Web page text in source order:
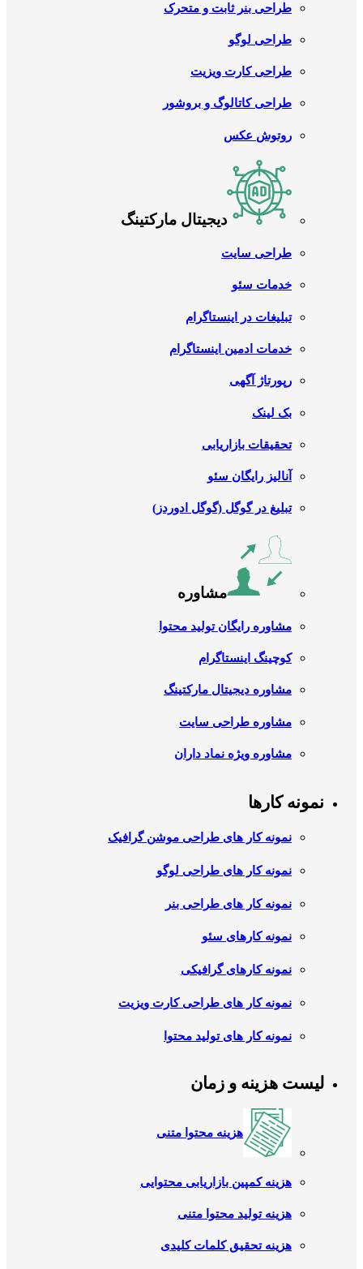
طراحی بنر ثابت و متحرک
طراحی لوگو
طراحی کارت ویزیت
طراحی کاتالوگ و بروشور
روتوش عکس
دیجیتال مارکتینگ
طراحی سایت
خدمات سئو
تبلیغات در اینستاگرام
خدمات ادمین اینستاگرام
رپورتاژ آگهی
بک لینک
تحقیقات بازاریابی
آنالیز رایگان سئو
تبلیغ در گوگل (گوگل ادوردز)
مشاوره
مشاوره رایگان تولید محتوا
کوچینگ اینستاگرام
مشاوره دیجیتال مارکتینگ
مشاوره طراحی سایت
مشاوره ویژه نماد داران
نمونه کارها
نمونه کار های طراحی موشن گرافیک
نمونه کار های طراحی لوگو
نمونه کار های طراحی بنر
نمونه کارهای سئو
نمونه کارهای گرافیکی
نمونه کار های طراحی کارت ویزیت
نمونه کار های تولید محتوا
لیست هزینه و زمان
هزینه محتوا متنی
هزینه کمپین بازاریابی محتوایی
هزینه تولید محتوا متنی
هزینه تحقیق کلمات کلیدی